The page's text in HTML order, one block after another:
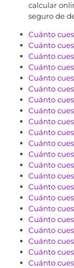
calcular
seguro de
Cuánto
Cuánto
Cuánto
Cuánto
Cuánto
Cuánto
Cuánto
Cuánto
Cuánto
Cuánto
Cuánto
Cuánto
Cuánto
Cuánto
Cuánto
Cuánto
Cuánto
Cuánto
Cuánto
Cuánto
Cuánto
Cuánto